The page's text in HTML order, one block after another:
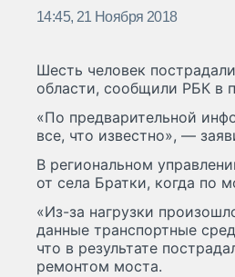
14:45, 21 Ноября 2018
Шесть человек
области, сообщили РБК в
«По предварительной
все, что известно», —
В региональном
от села Братки, когда по
«Из-за нагрузки
данные транспортные
что в результате
ремонтом моста.